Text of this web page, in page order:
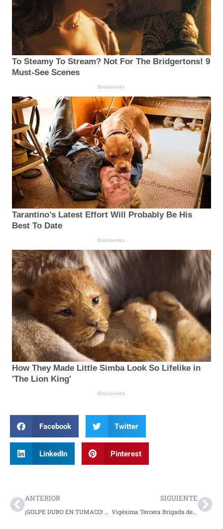
Facebook Twitter
LinkedIn Pinterest
ANTERIOR
¡GOLPE DURO EN TUMACO! Destruyen 52 laboratorios de coca del
SIGUIENTE
Vigésima Tercera Brigada del Ejército tiene nuevo comandante